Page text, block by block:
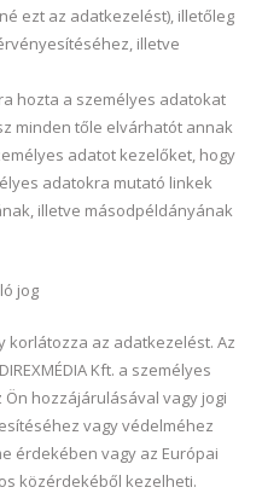
ezt az adatkezelést), illetőleg
illetve
hozta a személyes adatokat
minden tőle elvárhatót annak
adatot kezelőket, hogy
adatokra mutató linkek
illetve másodpéldányának
jog
korlátozza az adatkezelést. Az
Kft. a személyes
hozzájárulásával vagy jogi
vagy védelméhez
érdekében vagy az Európai
közérdekéből kezelheti.